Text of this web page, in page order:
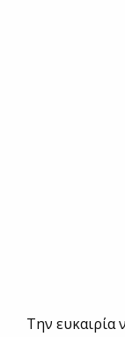
Την ευκαιρία